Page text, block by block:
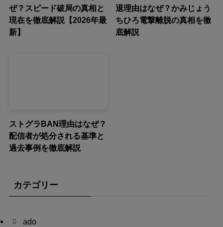
ぜ？スピード破局の真相と
現在を徹底解説【2026年最
新】
退理由はなぜ？かみじょう
ちひろ電撃離脱の真相を徹
底解説
ストグラBAN理由はなぜ？
配信者が処分される基準と
過去事例を徹底解説
カテゴリー
ado